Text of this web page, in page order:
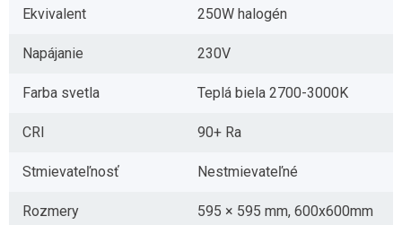
Ekvivalent 250W halogén
Napájanie 230V
Farba svetla Teplá biela 2700-3000K
CRI 90+ Ra
Stmievateľnosť Nestmievateľné
Rozmery 595 × 595 mm, 600x600mm